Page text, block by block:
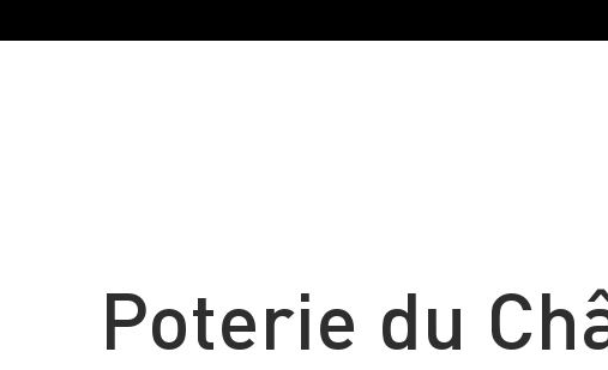
Poterie du